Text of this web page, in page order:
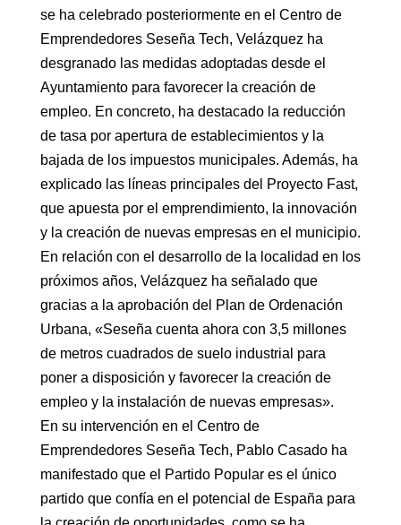
se ha celebrado posteriormente en el Centro de
Emprendedores Seseña Tech, Velázquez ha
desgranado las medidas adoptadas desde el
Ayuntamiento para favorecer la creación de
empleo. En concreto, ha destacado la reducción
de tasa por apertura de establecimientos y la
bajada de los impuestos municipales. Además, ha
explicado las líneas principales del Proyecto Fast,
que apuesta por el emprendimiento, la innovación
y la creación de nuevas empresas en el municipio.
En relación con el desarrollo de la localidad en los
próximos años, Velázquez ha señalado que
gracias a la aprobación del Plan de Ordenación
Urbana, «Seseña cuenta ahora con 3,5 millones
de metros cuadrados de suelo industrial para
poner a disposición y favorecer la creación de
empleo y la instalación de nuevas empresas».
En su intervención en el Centro de
Emprendedores Seseña Tech, Pablo Casado ha
manifestado que el Partido Popular es el único
partido que confía en el potencial de España para